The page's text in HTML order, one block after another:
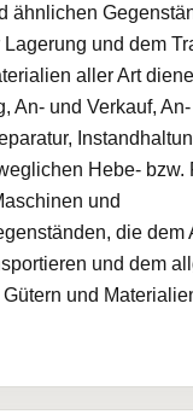
ähnlichen
und dem
aller Art
An- und Verkauf, An-
Hebe- bzw.
und
die dem
und dem
und